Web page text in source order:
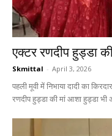
एक्टर रणदीप हुड्डा
Skmittal - April 3, 2026
पहली मूवी में निभाया दादी का
रणदीप हुड्डा की मां आशा हुड्डा भी